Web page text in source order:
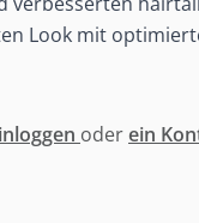
Look mit
oderein